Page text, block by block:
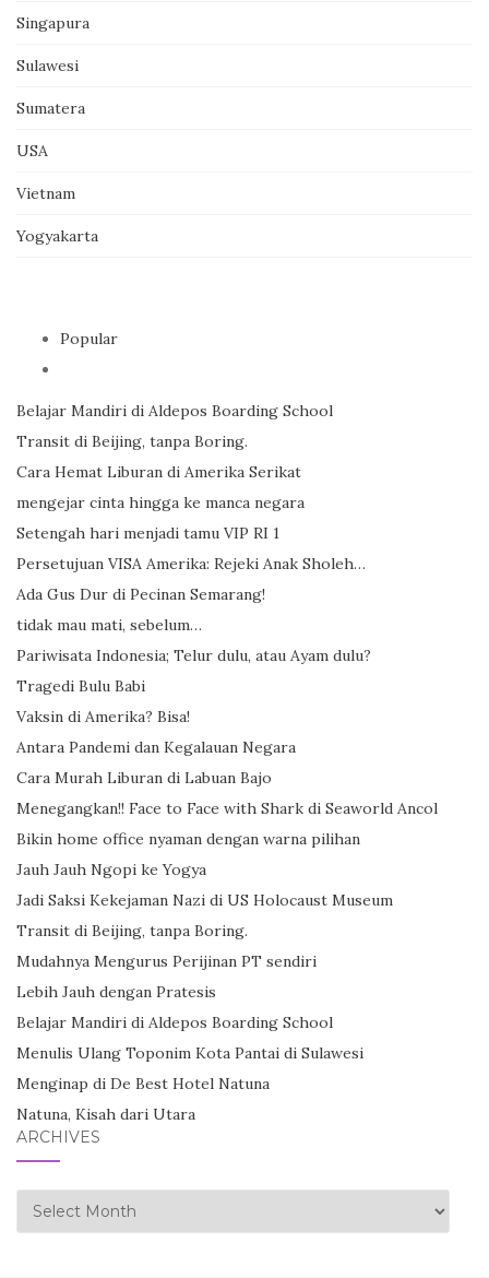
Singapura
Sulawesi
Sumatera
USA
Vietnam
Yogyakarta
Popular
Belajar Mandiri di Aldepos Boarding School
Transit di Beijing, tanpa Boring.
Cara Hemat Liburan di Amerika Serikat
mengejar cinta hingga ke manca negara
Setengah hari menjadi tamu VIP RI 1
Persetujuan VISA Amerika: Rejeki Anak Sholeh…
Ada Gus Dur di Pecinan Semarang!
tidak mau mati, sebelum…
Pariwisata Indonesia; Telur dulu, atau Ayam dulu?
Tragedi Bulu Babi
Vaksin di Amerika? Bisa!
Antara Pandemi dan Kegalauan Negara
Cara Murah Liburan di Labuan Bajo
Menegangkan!! Face to Face with Shark di Seaworld Ancol
Bikin home office nyaman dengan warna pilihan
Jauh Jauh Ngopi ke Yogya
Jadi Saksi Kekejaman Nazi di US Holocaust Museum
Transit di Beijing, tanpa Boring.
Mudahnya Mengurus Perijinan PT sendiri
Lebih Jauh dengan Pratesis
Belajar Mandiri di Aldepos Boarding School
Menulis Ulang Toponim Kota Pantai di Sulawesi
Menginap di De Best Hotel Natuna
Natuna, Kisah dari Utara
ARCHIVES
Archives